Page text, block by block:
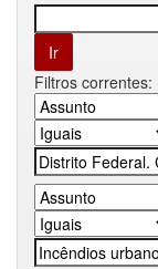
Filtros correntes: